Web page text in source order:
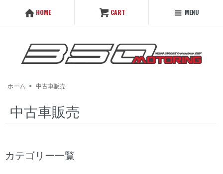
HOME CART MENU
ホーム > 中古車販売
中古車販売
カテゴリー一覧